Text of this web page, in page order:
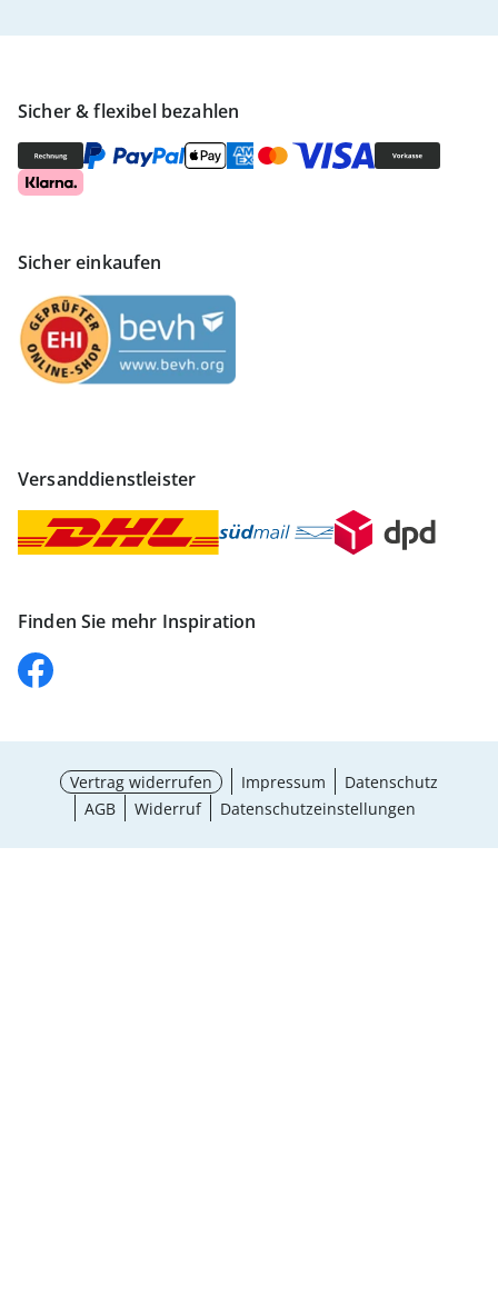
Sicher & flexibel bezahlen
Sicher einkaufen
Versanddienstleister
Finden Sie mehr Inspiration
Vertrag widerrufen Impressum
Datenschutz
AGB
Widerruf Datenschutzeinstellungen